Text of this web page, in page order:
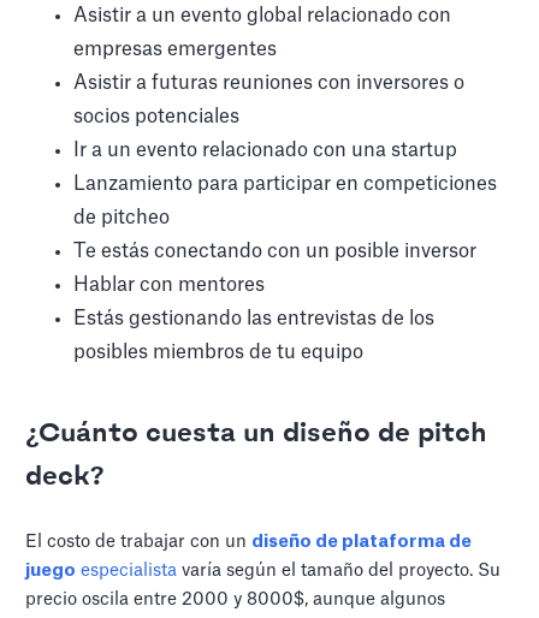
Asistir a un evento global relacionado con
empresas emergentes
Asistir a futuras reuniones con inversores o
socios potenciales
Ir a un evento relacionado con una startup
Lanzamiento para participar en competiciones
de pitcheo
Te estás conectando con un posible inversor
Hablar con mentores
Estás gestionando las entrevistas de los
posibles miembros de tu equipo
¿Cuánto cuesta un diseño de pitch
deck?
El costo de trabajar con un diseño de plataforma de
juego especialista varía según el tamaño del proyecto. Su
precio oscila entre 2000 y 8000$, aunque algunos